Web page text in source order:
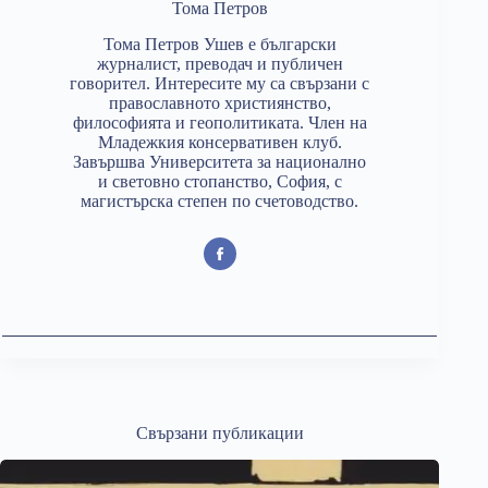
Тома Петров
Тома Петров Ушев е български
журналист, преводач и публичен
говорител. Интересите му са свързани с
православното християнство,
философията и геополитиката. Член на
Младежкия консервативен клуб.
Завършва Университета за национално
и световно стопанство, София, с
магистърска степен по счетоводство.
Свързани публикации